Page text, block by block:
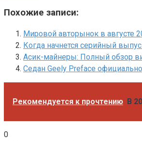
Похожие записи:
Мировой авторынок в августе
Когда начнется серийный
Асик-майнеры: Полный обзор
Седан Geely Preface
Рекомендуется к прочтению В
0